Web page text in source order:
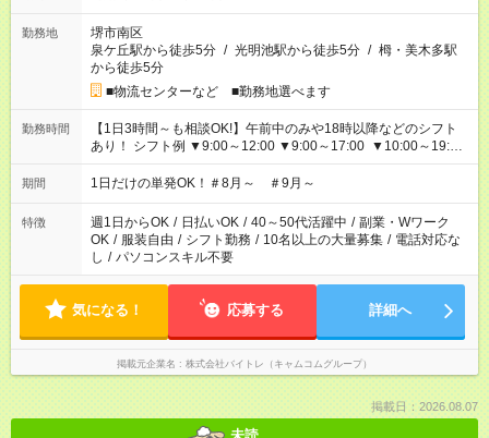
勤務地
堺市南区
泉ケ丘駅から徒歩5分 / 光明池駅から徒歩5分 / 栂・美木多駅
から徒歩5分
■物流センターなど ■勤務地選べます
勤務時間
【1日3時間～も相談OK!】午前中のみや18時以降などのシフト
あり！ シフト例 ▼9:00～12:00 ▼9:00～17:00 ▼10:00～19:00
▼18:00～21:00
期間 1日だけの単発OK！＃8月～ ＃9月～
特徴 週1日からOK / 日払いOK / 40～50代活躍中 / 副業・Wワーク
OK / 服装自由 / シフト勤務 / 10名以上の大量募集 / 電話対応な
し / パソコンスキル不要
気になる！ 応募する 詳細へ
掲載元企業名 株式会社バイトレ（キャムコムグループ）
掲載日：2026.08.07